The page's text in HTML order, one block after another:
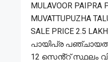
MULAVOOR PAIPRA
MUVATTUPUZHA
SALE PRICE 2.5
പായിപ്ര
12 സെൻ്റ് സ്ഥലം